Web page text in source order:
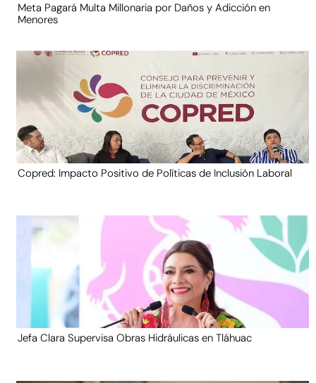
Meta Pagará Multa Millonaria por Daños y Adicción en
Menores
Copred: Impacto Positivo de Políticas de Inclusión Laboral
Jefa Clara Supervisa Obras Hidráulicas en Tláhuac